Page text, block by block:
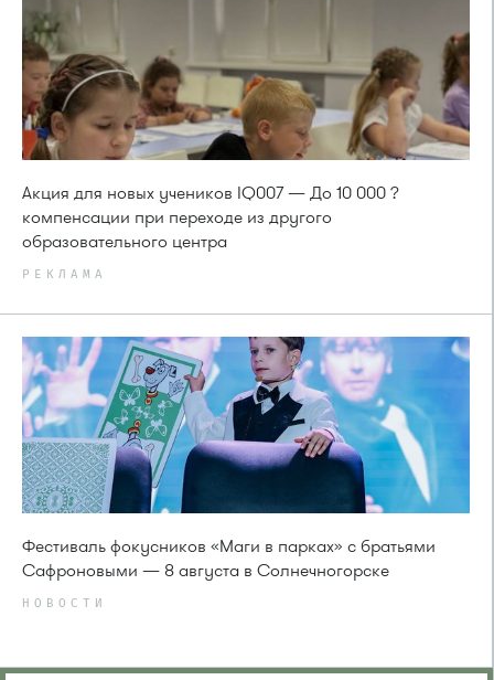
Акция для новых учеников IQ007 — До 10 000 ?
компенсации при переходе из другого
образовательного центра
РЕКЛАМА
Фестиваль фокусников «Маги в парках» с братьями
Сафроновыми — 8 августа в Солнечногорске
НОВОСТИ